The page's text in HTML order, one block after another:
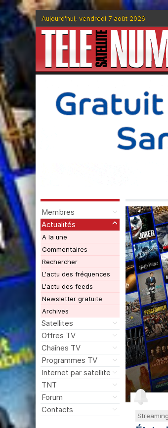
Aujourd'hui, vendredi 7 août 2026
Membres
Actualités
A la une
Commentaires
Rechercher
L'actu des fréquences
L'actu des feeds
Newsletter gratuite
Archives
Satellites
Offres TV
Chaînes TV
Programmes TV
Internet par satellite
TNT
Forum
Contacts
Streaming